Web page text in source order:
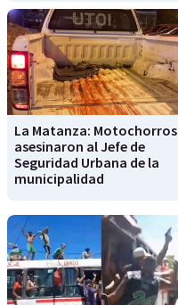
La Matanza: Motochorros
asesinaron al Jefe de
Seguridad Urbana de la
municipalidad